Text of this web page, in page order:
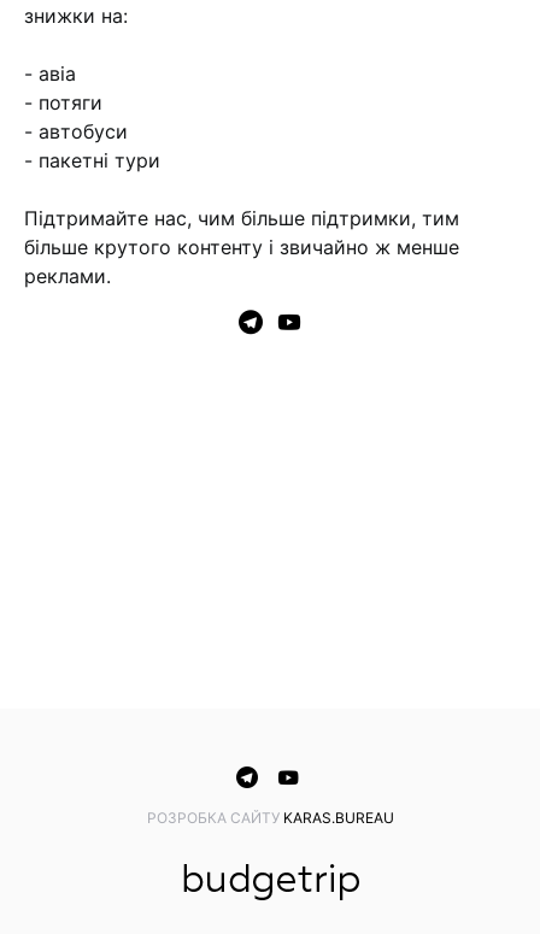
знижки на:
- авіа
- потяги
- автобуси
- пакетні тури
Підтримайте нас, чим більше підтримки, тим
більше крутого контенту і звичайно ж менше
реклами.
PОЗРОБКА САЙТУ KARAS.BUREAU